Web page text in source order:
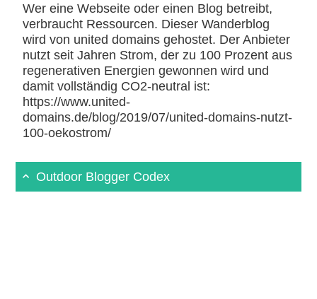
Wer eine Webseite oder einen Blog betreibt,
verbraucht Ressourcen. Dieser Wanderblog
wird von united domains gehostet. Der Anbieter
nutzt seit Jahren Strom, der zu 100 Prozent aus
regenerativen Energien gewonnen wird und
damit vollständig CO2-neutral ist:
https://www.united-
domains.de/blog/2019/07/united-domains-nutzt-
100-oekostrom/
Outdoor Blogger Codex